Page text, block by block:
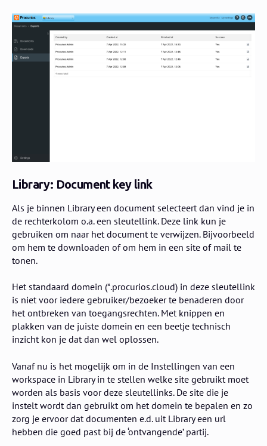
Library: Document key link
Als je binnen Library een document selecteert dan vind je in
de rechterkolom o.a. een sleutellink. Deze link kun je
gebruiken om naar het document te verwijzen. Bijvoorbeeld
om hem te downloaden of om hem in een site of mail te
tonen.
Het standaard domein (*.procurios.cloud) in deze sleutellink
is niet voor iedere gebruiker/bezoeker te benaderen door
het ontbreken van toegangsrechten. Met knippen en
plakken van de juiste domein en een beetje technisch
inzicht kon je dat dan wel oplossen.
Vanaf nu is het mogelijk om in de Instellingen van een
workspace in Library in te stellen welke site gebruikt moet
worden als basis voor deze sleutellinks. De site die je
instelt wordt dan gebruikt om het domein te bepalen en zo
zorg je ervoor dat documenten e.d. uit Library een url
hebben die goed past bij de ‘ontvangende’ partij.